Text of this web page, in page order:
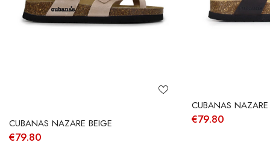
CUBANAS NAZARE BEIGE
€79.80
CUBANAS
€79.80